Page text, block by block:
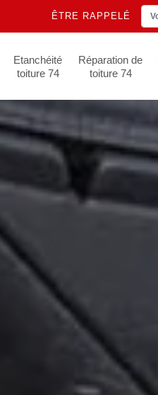
ÊTRE RAPPELÉ
Etanchéité
toiture 74
Réparation de
toiture 74